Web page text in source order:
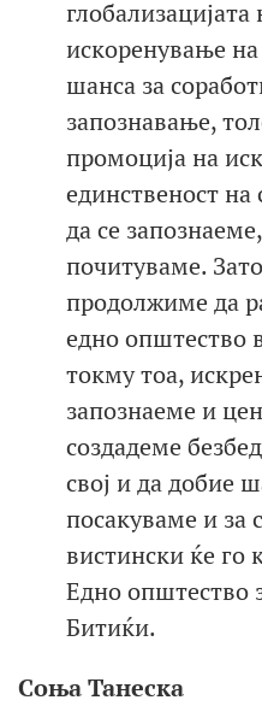
глобализацијата
искоренување на
шанса за
запознавање,
промоција на
единственост на
да се
почитуваме.
продолжиме да
едно општество
токму тоа,
запознаеме и
создадеме
свој и да добие
посакуваме и за
вистински ќе го
Едно општество
Битиќи.
Соња Танеска